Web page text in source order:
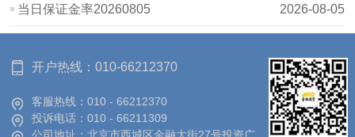
当日保证金率20260805 2026-08-05
开户热线：010-66212370
客服热线：010 - 66212370
投诉电话：010 - 66211309